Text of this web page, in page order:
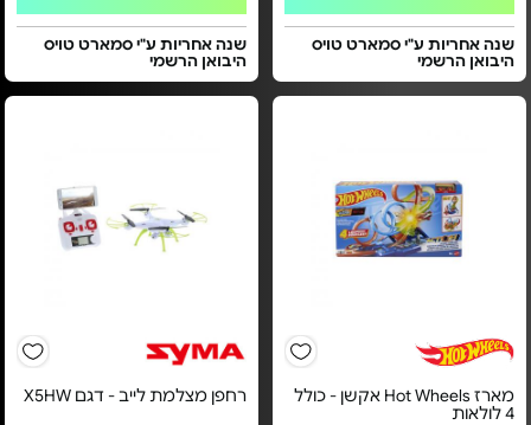
שנה אחריות ע"י סמארט טויס
היבואן הרשמי
שנה אחריות ע"י סמארט טויס
היבואן הרשמי
מארז Hot Wheels אקשן - כולל
4 לולאות
רחפן מצלמת לייב - דגם X5HW